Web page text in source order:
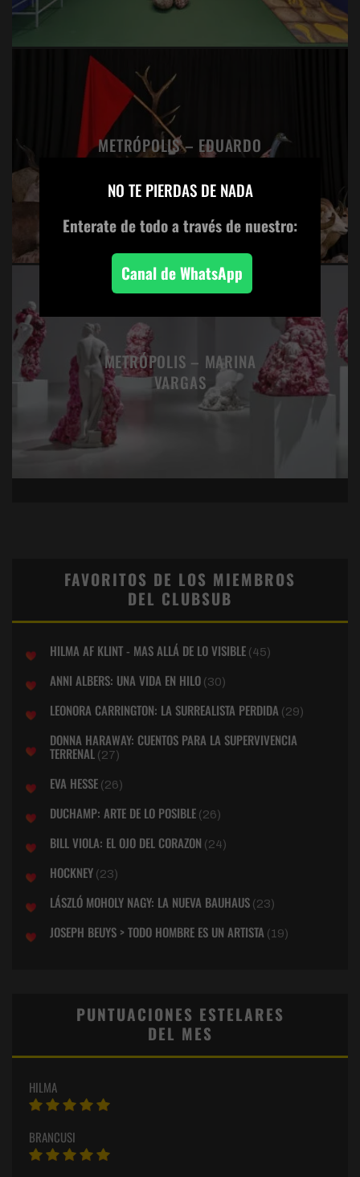
METRÓPOLIS – EDUARDO
METRÓPOLIS – MARINA
VARGAS
FAVORITOS DE LOS MIEMBROS
DEL CLUBSUB
HILMA AF KLINT - MAS ALLÁ DE LO VISIBLE (45)
ANNI ALBERS: UNA VIDA EN HILO (30)
LEONORA CARRINGTON: LA SURREALISTA PERDIDA (29)
DONNA HARAWAY: CUENTOS PARA LA SUPERVIVENCIA
TERRENAL (27)
EVA HESSE (26)
DUCHAMP: ARTE DE LO POSIBLE (26)
BILL VIOLA: EL OJO DEL CORAZON (24)
HOCKNEY (23)
LÁSZLÓ MOHOLY NAGY: LA NUEVA BAUHAUS (23)
JOSEPH BEUYS > TODO HOMBRE ES UN ARTISTA (19)
PUNTUACIONES ESTELARES
DEL MES
HILMA
BRANCUSI
NO TE PIERDAS DE NADA
Enterate de todoa través de nuestro:
Canal de WhatsApp